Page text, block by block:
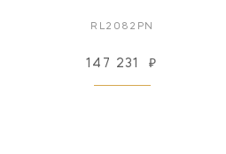
RL2082PN
147 231 ₽